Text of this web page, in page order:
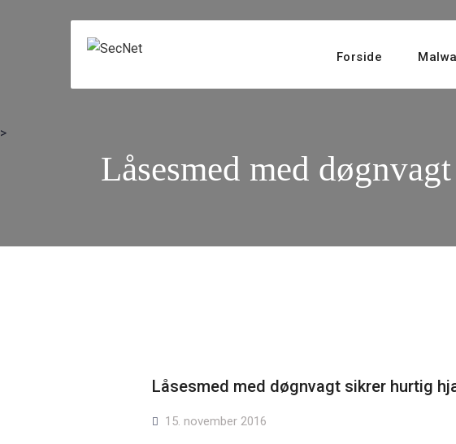
Forside
>
Låsesmed med
Låsesmed med døgnvagt sikrer hurtig
15. november 2016